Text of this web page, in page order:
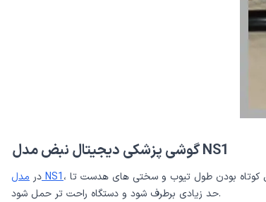
گوشی پزشکی دیجیتال نبض مدل NS1
درمدل NS1، این قابلیت برای کاربران فراهم شده تا قسمت تیوب گوشی پزشکی خود را جدا کنند و با استفاده از هنذفری به معاینه بپردازند. همین امر سبب شده تا مشکلاتی از قبیل کوتاه بودن طول تیوب و سختی های هدست تا
حد زیادی برطرف شود و دستگاه راحت تر حمل شود.